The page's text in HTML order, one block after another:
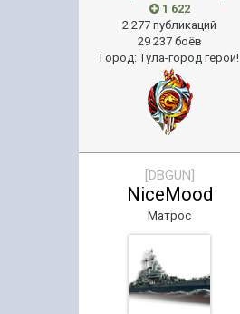
1 622
2 277 публикаций
29 237 боёв
Город:Тула-город герой!
[DBGUN]
NiceMood
Матрос